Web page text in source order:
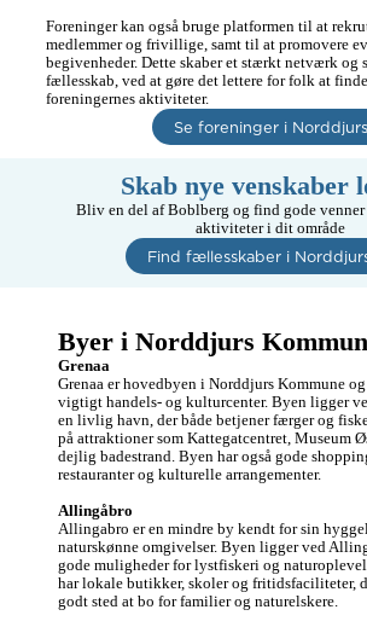
Foreninger kan også bruge platformen til at
medlemmer og frivillige, samt til at promovere
begivenheder. Dette skaber et stærkt netværk og
fællesskab, ved at gøre det lettere for folk at
foreningernes aktiviteter.
Se foreninger i Norddjurs
Skab nye venskaber
Bliv en del af Boblberg og find gode
aktiviteter i dit område
Find fællesskaber i
Byer i Norddjurs
Grenaa
Grenaa er hovedbyen i Norddjurs Kommune
vigtigt handels- og kulturcenter. Byen ligger
en livlig havn, der både betjener færger og
på attraktioner som Kattegatcentret, Museum
dejlig badestrand. Byen har også gode
restauranter og kulturelle arrangementer.
Allingåbro
Allingabro er en mindre by kendt for sin
naturskønne omgivelser. Byen ligger ved
gode muligheder for lystfiskeri og
har lokale butikker, skoler og fritidsfaciliteter,
godt sted at bo for familier og naturelskere.